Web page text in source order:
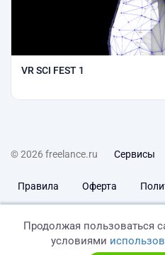
VR SCI FEST 1
© 2026 freelance.ru Сервисы
Правила Оферта
Продолжая пользоваться
условиями